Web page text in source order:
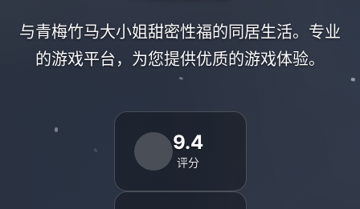
与青梅竹马大小姐甜密性福的同居生活。专业
的游戏平台，为您提供优质的游戏体验。
9.4
评分